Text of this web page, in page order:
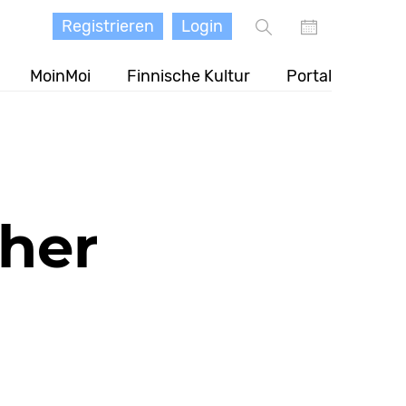
MoinMoi Finnische Kultur Portal
Registrieren Login